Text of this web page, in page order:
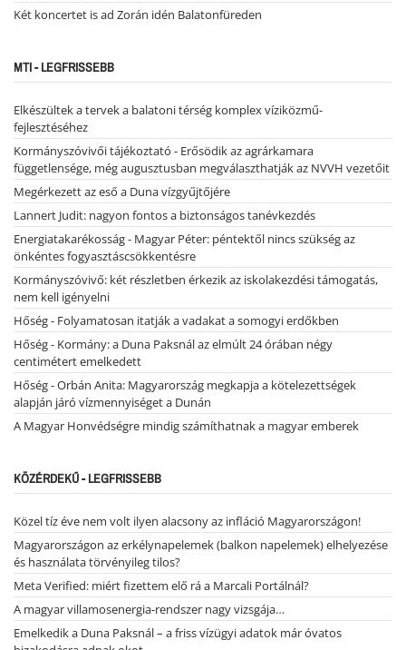
Két koncertet is ad Zorán idén Balatonfüreden
MTI - LEGFRISSEBB
Elkészültek a tervek a balatoni térség komplex víziközmű-
fejlesztéséhez
Kormányszóvivői tájékoztató - Erősödik az agrárkamara
függetlensége, még augusztusban megválaszthatják az NVVH vezetőit
Megérkezett az eső a Duna vízgyűjtőjére
Lannert Judit: nagyon fontos a biztonságos tanévkezdés
Energiatakarékosság - Magyar Péter: péntektől nincs szükség az
önkéntes fogyasztáscsökkentésre
Kormányszóvivő: két részletben érkezik az iskolakezdési támogatás,
nem kell igényelni
Hőség - Folyamatosan itatják a vadakat a somogyi erdőkben
Hőség - Kormány: a Duna Paksnál az elmúlt 24 órában négy
centimétert emelkedett
Hőség - Orbán Anita: Magyarország megkapja a kötelezettségek
alapján járó vízmennyiséget a Dunán
A Magyar Honvédségre mindig számíthatnak a magyar emberek
KÖZÉRDEKŰ - LEGFRISSEBB
Közel tíz éve nem volt ilyen alacsony az infláció Magyarországon!
Magyarországon az erkélynapelemek (balkon napelemek) elhelyezése
és használata törvényileg tilos?
Meta Verified: miért fizettem elő rá a Marcali Portálnál?
A magyar villamosenergia-rendszer nagy vizsgája…
Emelkedik a Duna Paksnál – a friss vízügyi adatok már óvatos